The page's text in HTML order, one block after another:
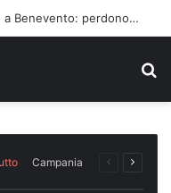
Richiesta di farmaci non accolta, scatta l’aggressione ai danni dei medici
Campania
Pagina